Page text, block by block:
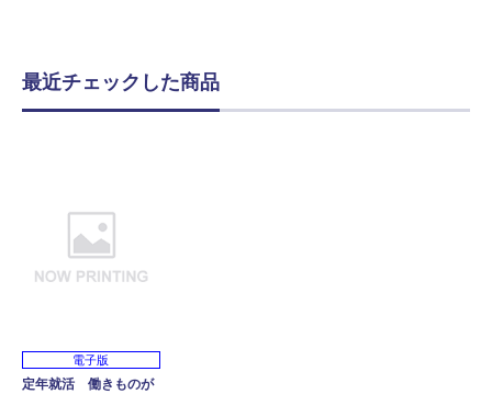
最近チェックした商品
電子版
定年就活 働きものが